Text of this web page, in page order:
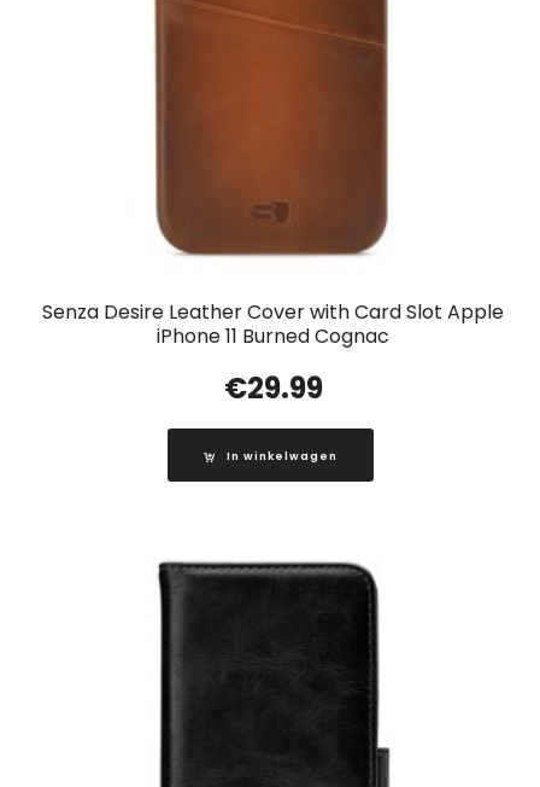
Senza Desire Leather Cover with Card Slot Apple
iPhone 11 Burned Cognac
€29.99
In winkelwagen